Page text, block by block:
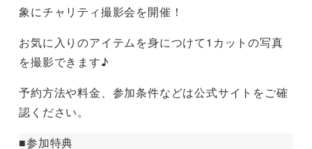
象にチャリティ撮影会を開催！
お気に入りのアイテムを身につけて1カットの写真
を撮影できます♪
予約方法や料金、参加条件などは公式サイトをご確
認ください。
■参加特典